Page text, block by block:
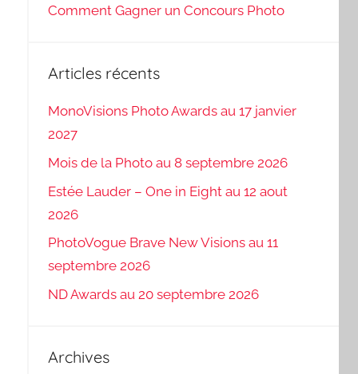
Comment Gagner un Concours Photo
Articles récents
MonoVisions Photo Awards au 17 janvier
2027
Mois de la Photo au 8 septembre 2026
Estée Lauder – One in Eight au 12 aout
2026
PhotoVogue Brave New Visions au 11
septembre 2026
ND Awards au 20 septembre 2026
Archives